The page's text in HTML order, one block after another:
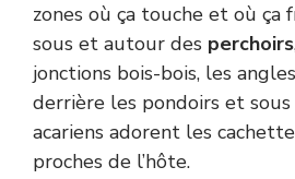
zones où ça touche et où ça
sous et autour des perchoirs
jonctions bois-bois, les
derrière les pondoirs et sous
acariens adorent les
proches de l’hôte.